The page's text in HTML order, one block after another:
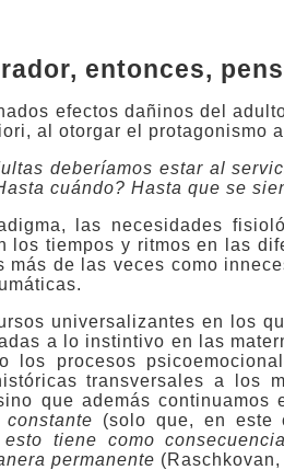
entonces,
efectos dañinos del
al otorgar el protagonismo
deberíamos estar al
cuándo? Hasta que se
las necesidades
los tiempos y ritmos en las
más de las veces como
universalizantes en los
a lo instintivo en las
los procesos
transversales a los
que además continuamos
(solo que, en este
esto tiene como
permanente (Raschkovan,